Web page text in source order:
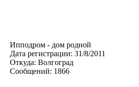
Ипподром - дом родной
Дата регистрации: 31/8/2011
Откуда: Волгоград
Сообщений: 1866